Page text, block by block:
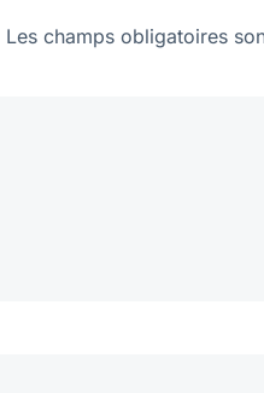
Les champs obligatoires